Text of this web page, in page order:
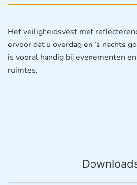
Het veiligheidsvest met
ervoor dat u overdag en ’s nachts
is vooral handig bij evenementen
ruimtes.